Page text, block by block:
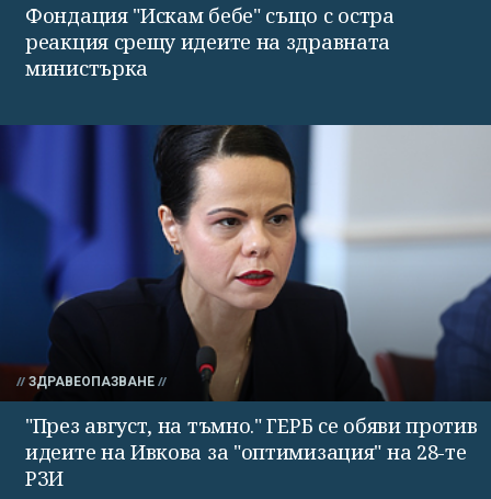
Фондация "Искам бебе" също с остра
реакция срещу идеите на здравната
министърка
ЗДРАВЕОПАЗВАНЕ
"През август, на тъмно." ГЕРБ се обяви против
идеите на Ивкова за "оптимизация" на 28-те
РЗИ